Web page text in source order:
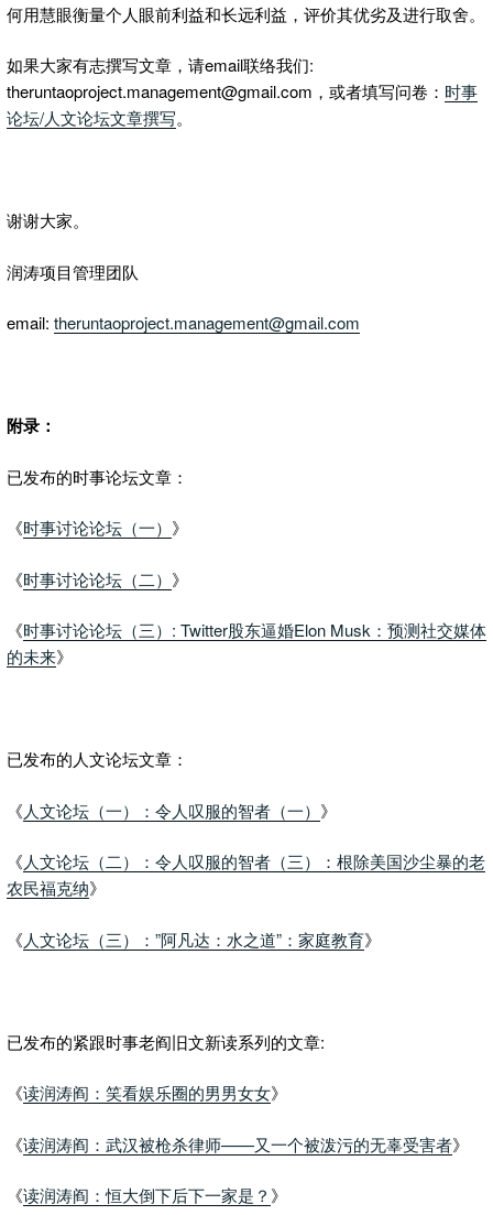
何用慧眼衡量个人眼前利益和长远利益，评价其优劣及进行取舍。
如果大家有志撰写文章，请email联络我们:
theruntaoproject.management@gmail.com，或者填写问卷： 时事
论坛/人文论坛文章撰写。
谢谢大家。
润涛项目管理团队
email: theruntaoproject.management@gmail.com
附录：
已发布的时事论坛文章：
《时事讨论论坛（一） 》
《时事讨论论坛（二） 》
《时事讨论论坛（三）: Twitter股东逼婚Elon Musk：预测社交媒体
的未来》
已发布的人文论坛文章：
《人文论坛（一）：令人叹服的智者（一） 》
《人文论坛（二）：令人叹服的智者（三）：根除美国沙尘暴的老
农民福克纳》
《人文论坛（三）：”阿凡达：水之道”：家庭教育》
已发布的紧跟时事老阎旧文新读系列的文章:
《读润涛阎：笑看娱乐圈的男男女女》
《读润涛阎：武汉被枪杀律师——又一个被泼污的无辜受害者》
《读润涛阎：恒大倒下后下一家是？ 》